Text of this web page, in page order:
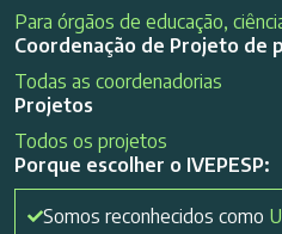
Para órgãos de educação,
Coordenação de Projeto de
Todas as coordenadorias
Projetos
Todos os projetos
Porque escolher o IVEPESP:
Somos reconhecidos como